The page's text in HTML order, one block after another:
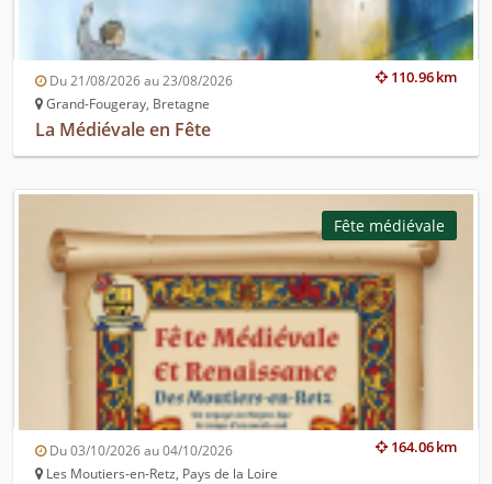
110.96 km
Du 21/08/2026 au 23/08/2026
Grand-Fougeray, Bretagne
La Médiévale en Fête
Fête médiévale
164.06 km
Du 03/10/2026 au 04/10/2026
Les Moutiers-en-Retz, Pays de la Loire